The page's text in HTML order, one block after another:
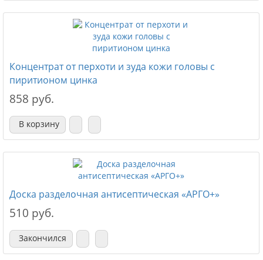
Концентрат от перхоти и зуда кожи головы с
пиритионом цинка
858 руб.
В корзину
Доска разделочная антисептическая «АРГО+»
510 руб.
Закончился